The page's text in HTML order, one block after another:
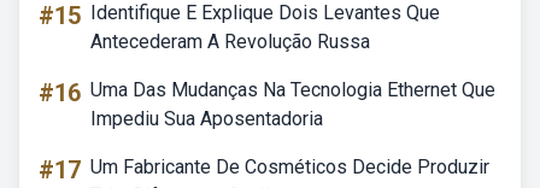
#15 Identifique E Explique Dois Levantes Que
Antecederam A Revolução Russa
#16 Uma Das Mudanças Na Tecnologia Ethernet Que
Impediu Sua Aposentadoria
#17 Um Fabricante De Cosméticos Decide Produzir